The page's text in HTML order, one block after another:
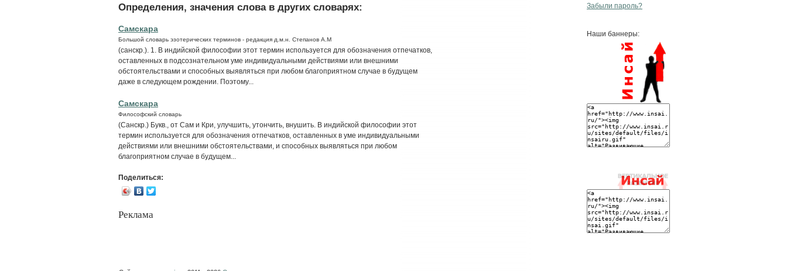
Забыли пароль?
Наши баннеры:
Определения, значения слова в других словарях:
Самскара
Большой словарь эзотерических терминов - редакция д.м.н. Степанов А.М
(санскр.). 1. В индийской философии этот термин используется для обозначения отпечатков,
оставленных в подсознательном уме индивидуальными действиями или внешними
обстоятельствами и способных выявляться при любом благоприятном случае в будущем
даже в следующем рождении. Поэтому...
Самскара
Философский словарь
(Санскр.) Букв., от Сам и Кри, улучшить, утончить, внушить. В индийской философии этот
термин используется для обозначения отпечатков, оставленных в уме индивидуальными
действиями или внешними обстоятельствами, и способных выявляться при любом
благоприятном случае в будущем...
Поделиться:
Реклама